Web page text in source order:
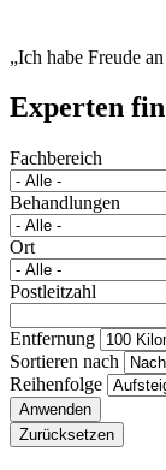
Ich habe Freude
Experten
Fachbereich
Behandlungen
Ort
Postleitzahl
Entfernung
Sortieren nach
Reihenfolge